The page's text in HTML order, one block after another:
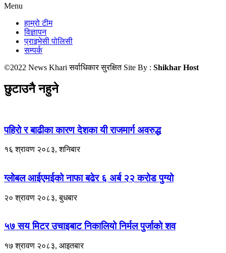
Menu
हाम्रो टीम
विज्ञापन
प्राइभेसी पोलिसी
सम्पर्क
©2022 News Khari सर्वाधिकार सुरक्षित Site By : Shikhar Host
छुटाउनै नहुने
पहिरो र बाढीका कारण देशका यी राजमार्ग अवरुद्ध
१६ श्रावण २०८३, शनिबार
ग्लोबल आईएमईको नाफा बढेर ६ अर्ब २२ करोड पुग्यो
२० श्रावण २०८३, बुधबार
५७ सय मिटर उचाइबाट निकालियो निर्मल पुर्जाको शव
१७ श्रावण २०८३, आइतबार